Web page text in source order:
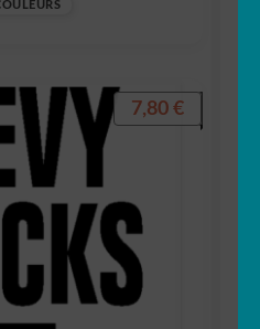
7,80 €